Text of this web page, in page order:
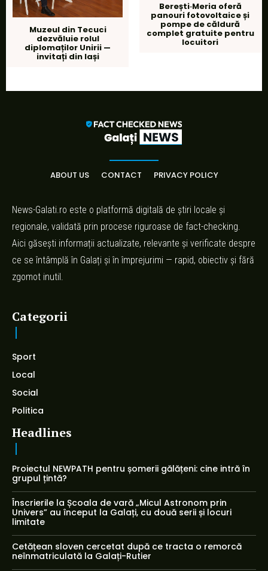
Muzeul din Tecuci
dezvăluie rolul
diplomaților Unirii —
invitați din Iași
Berești‑Meria oferă
panouri fotovoltaice și
pompe de căldură
complet gratuite pentru
locuitori
ABOUT US CONTACT PRIVACY POLICY
News-Galati.ro este o platformă digitală de știri locale și
regionale, validată prin procese riguroase de fact-checking.
Aici găsești informații actualizate, relevante și verificate despre
ce se întâmplă în Galați și în împrejurimi — rapid, obiectiv și fără
zgomot inutil.
Categorii
Sport
Local
Social
Politica
Headlines
Proiectul NEWPATH pentru șomerii gălățeni: cine intră în
grupul țintă?
Înscrierile la Școala de vară „Micul Astronom prin
Univers” au început la Galați, cu două serii și locuri
limitate
Cetățean sloven cercetat după ce tracta o remorcă
neînmatriculată la Galați-Rutier